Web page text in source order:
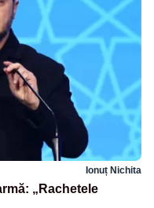
Ionuț Nichita
„Rachetele